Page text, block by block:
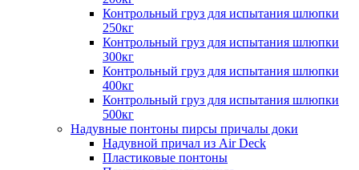
Контрольный груз для испытания шлюпки
250кг
Контрольный груз для испытания шлюпки
300кг
Контрольный груз для испытания шлюпки
400кг
Контрольный груз для испытания шлюпки
500кг
Надувные понтоны пирсы причалы доки
Надувной причал из Air Deck
Пластиковые понтоны